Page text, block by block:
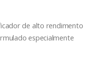
de alto rendimento
especialmente